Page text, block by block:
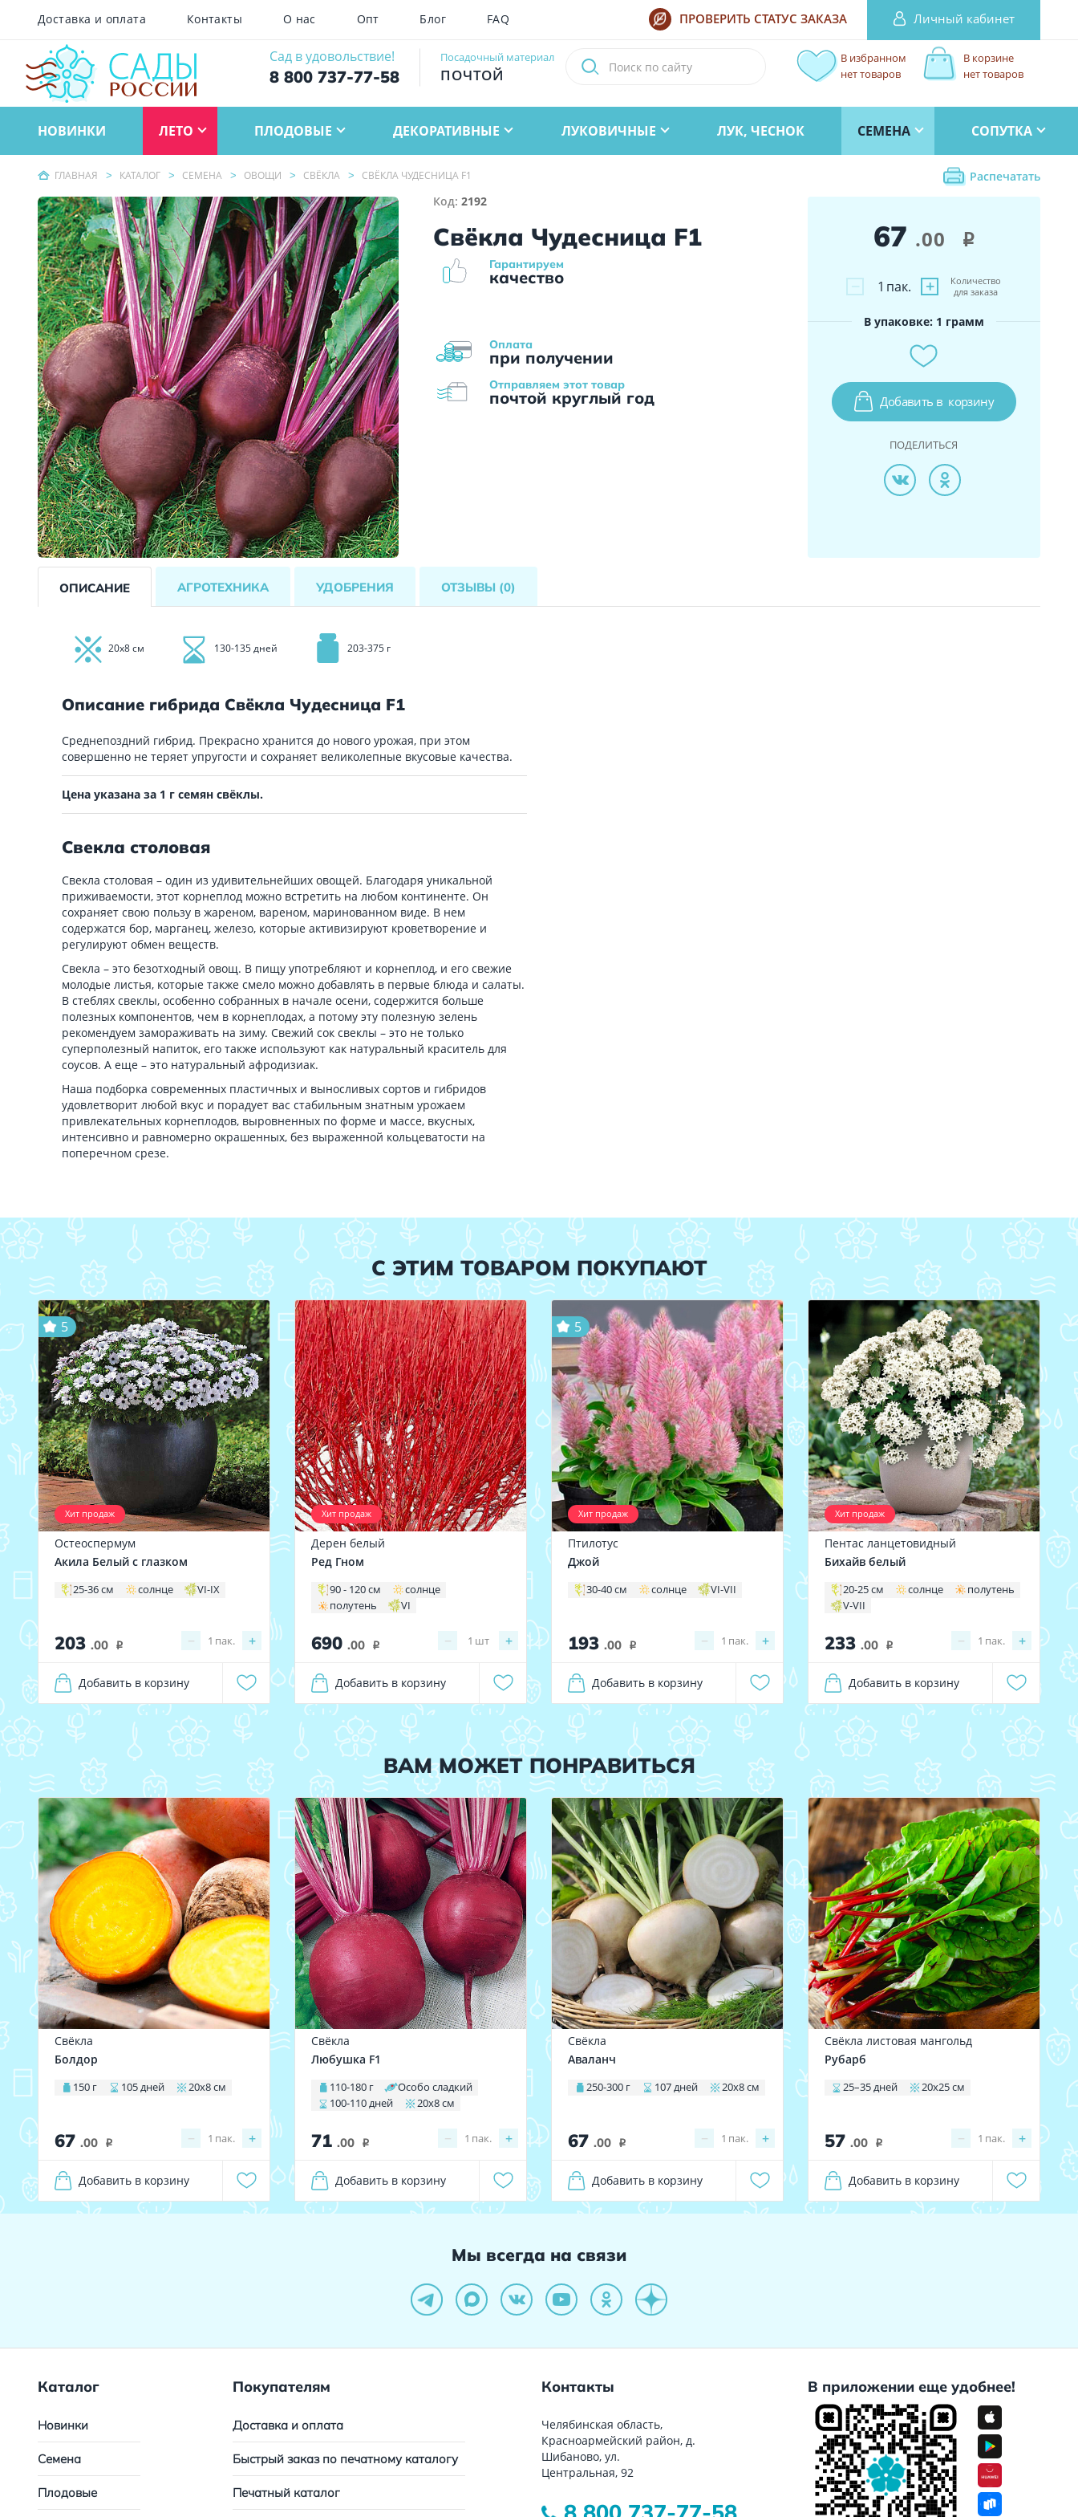
Доставка и оплата Контакты О нас Опт Блог FAQ ПРОВЕРИТЬ СТАТУС ЗАКАЗА Личный кабинет
Сад в удовольствие!
8 800 737-77-58
Посадочный материал
ПОЧТОЙ
В корзине
нет товаров
В избранном
нет товаров
НОВИНКИ ЛЕТО ПЛОДОВЫЕ ДЕКОРАТИВНЫЕ ЛУКОВИЧНЫЕ ЛУК, ЧЕСНОК СЕМЕНА СОПУТКА
ГЛАВНАЯ КАТАЛОГ СЕМЕНА ОВОЩИ СВЁКЛА СВЁКЛА ЧУДЕСНИЦА F1
Распечатать
Код:2192
Свёкла Чудесница F1
Оплата
при получении
Гарантируем
качество
Отправляем этот товар
почтой круглый год
67 .00 i
− +
1 пак.
Количество
для заказа
В упаковке: 1 грамм
Добавить в корзину
ПОДЕЛИТЬСЯ
ОПИСАНИЕ АГРОТЕХНИКА УДОБРЕНИЯ ОТЗЫВЫ (0)
20х8 см 130-135 дней 203-375 г
Описание гибрида Свёкла Чудесница F1
Среднепоздний гибрид. Прекрасно хранится до нового урожая, при этом
совершенно не теряет упругости и сохраняет великолепные вкусовые качества.
Цена указана за 1 г семян свёклы.
Свекла столовая
Свекла столовая – один из удивительнейших овощей. Благодаря уникальной
приживаемости, этот корнеплод можно встретить на любом континенте. Он
сохраняет свою пользу в жареном, вареном, маринованном виде. В нем
содержатся бор, марганец, железо, которые активизируют кроветворение и
регулируют обмен веществ.
Свекла – это безотходный овощ. В пищу употребляют и корнеплод, и его свежие
молодые листья, которые также смело можно добавлять в первые блюда и салаты.
В стеблях свеклы, особенно собранных в начале осени, содержится больше
полезных компонентов, чем в корнеплодах, а потому эту полезную зелень
рекомендуем замораживать на зиму. Свежий сок свеклы – это не только
суперполезный напиток, его также используют как натуральный краситель для
соусов. А еще – это натуральный афродизиак.
Наша подборка современных пластичных и выносливых сортов и гибридов
удовлетворит любой вкус и порадует вас стабильным знатным урожаем
привлекательных корнеплодов, выровненных по форме и массе, вкусных,
интенсивно и равномерно окрашенных, без выраженной кольцеватости на
поперечном срезе.
С ЭТИМ ТОВАРОМ ПОКУПАЮТ
Хит продаж
5
Остеоспермум
Акила Белый с глазком
25-36 см солнце VI-IX
203 .00 i − +
1 пак.
Добавить в корзину
Хит продаж
Дерен белый
Ред Гном
90 - 120 см
солнце
полутень
VI
690 .00 i − +
1 шт
Добавить в корзину
Хит продаж
5
Птилотус
Джой
30-40 см солнце VI-VII
193 .00 i − +
1 пак.
Добавить в корзину
Хит продаж
Пентас ланцетовидный
Бихайв белый
20-25 см солнце
полутень
V-VII
233 .00 i − +
1 пак.
Добавить в корзину
ВАМ МОЖЕТ ПОНРАВИТЬСЯ
Свёкла
Болдор
150 г 105 дней 20х8 см
67 .00 i − +
1 пак.
Добавить в корзину
Свёкла
Любушка F1
110-180 г
Особо сладкий
100-110 дней
20х8 см
71 .00 i − +
1 пак.
Добавить в корзину
Свёкла
Аваланч
250-300 г 107 дней 20х8 см
67 .00 i − +
1 пак.
Добавить в корзину
Свёкла листовая мангольд
Рубарб
25–35 дней 20х25 см
57 .00 i − +
1 пак.
Добавить в корзину
Мы всегда на связи
Каталог
Новинки
Семена
Плодовые
Покупателям
Доставка и оплата
Быстрый заказ по печатному каталогу
Печатный каталог
Контакты
Челябинская область,
Красноармейский район, д.
Шибаново, ул.
Центральная, 92
В приложении еще удобнее!